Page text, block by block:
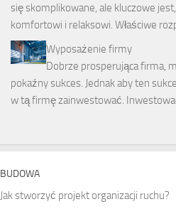
się skomplikowane, ale kluczowe
komfortowi i relaksowi. Właściwe
Wyposażenie firmy
Dobrze prosperująca firma,
pokaźny sukces. Jednak aby ten
w tą firmę zainwestować.
BUDOWA
Jak stworzyć projekt organizacji ruchu?